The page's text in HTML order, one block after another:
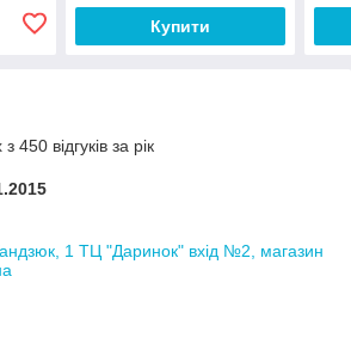
Купити
450 відгуків за рік
1 ТЦ "Даринок" вхід №2, магазин